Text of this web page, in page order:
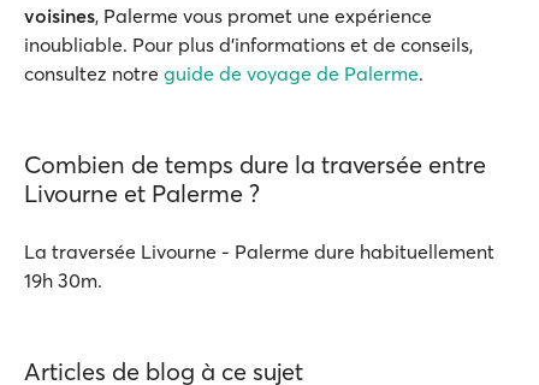
voisines, Palerme vous promet une expérience
inoubliable. Pour plus d'informations et de conseils,
consultez notre guide de voyage de Palerme.
Combien de temps dure la traversée entre
Livourne et Palerme ?
La traversée Livourne - Palerme dure habituellement
19h 30m.
Articles de blog à ce sujet